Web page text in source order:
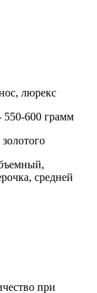
люрекс
550-600 грамм
средней
при